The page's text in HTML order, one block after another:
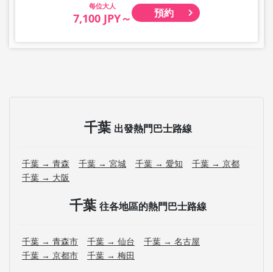
大人
7,100 JPY～ 預約
千葉 出發熱門巴士路線
千葉 → 青森 千葉 → 宮城 千葉 → 愛知
千葉 → 京都
千葉 → 大阪
千葉 往各地區的熱門巴士路線
千葉 → 青森市 千葉 → 仙台
千葉 → 名古屋
千葉 → 京都市
千葉 → 梅田